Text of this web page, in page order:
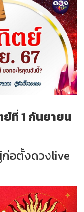
ย์ที่ 1 กันยายน
ก่อตั้งดวงlive